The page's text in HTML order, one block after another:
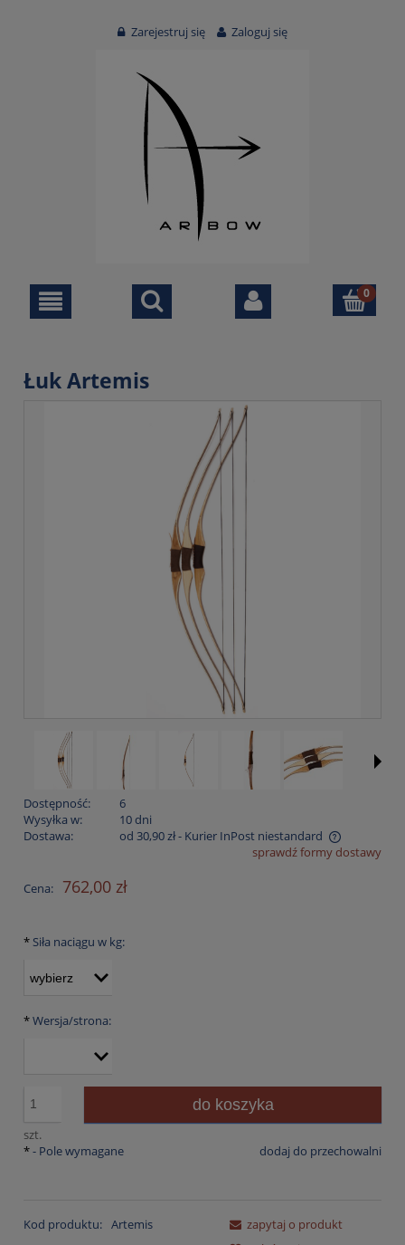
Zarejestruj się Zaloguj się
Łuk Artemis
Dostępność:
6
Wysyłka w:
10 dni
Dostawa:
od 30,90 zł- Kurier InPost niestandard
Cena nie zawiera ewentualnych kosztów płatnościsprawdź formy dostawy
Cena: 762,00 zł
* Siła naciągu w kg:
*Wersja/strona:
szt.
do koszyka
dodaj do przechowalni
*- Pole wymagane
Kod produktu: Artemis
zapytaj o produkt